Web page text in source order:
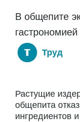
В общепите
гастрономией
Труд
Растущие
общепита
ингредиентов